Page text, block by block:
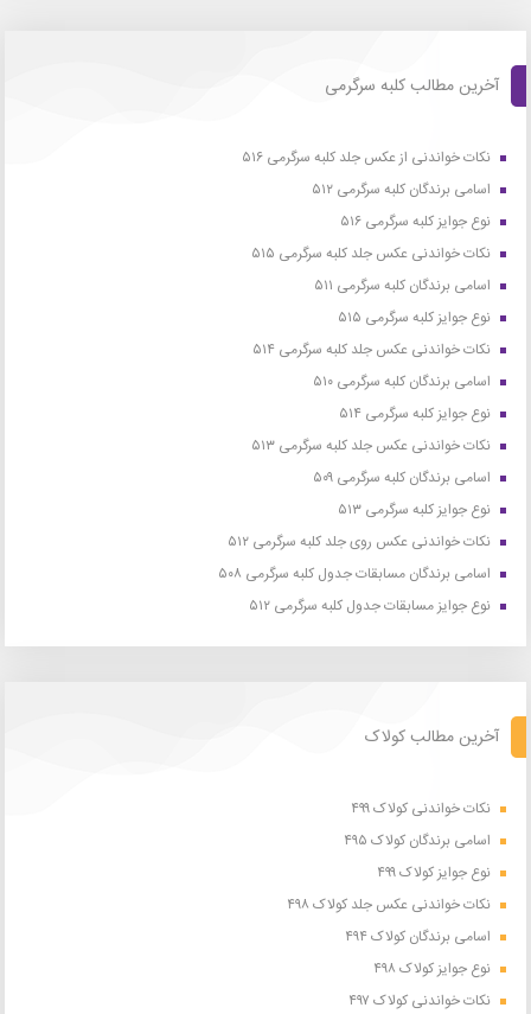
آخرین مطالب کلبه سرگرمی
نکات خواندنی از عکس جلد کلبه سرگرمی ۵۱۶
اسامی برندگان کلبه سرگرمی ۵۱۲
نوع جوایز کلبه سرگرمی ۵۱۶
نکات خواندنی عکس جلد کلبه سرگرمی ۵۱۵
اسامی برندگان کلبه سرگرمی ۵۱۱
نوع جوایز کلبه سرگرمی ۵۱۵
نکات خواندنی عکس جلد کلبه سرگرمی ۵۱۴
اسامی برندگان کلبه سرگرمی ۵۱۰
نوع جوایز کلبه سرگرمی ۵۱۴
نکات خواندنی عکس جلد کلبه سرگرمی ۵۱۳
اسامی برندگان کلبه سرگرمی ۵۰۹
نوع جوایز کلبه سرگرمی ۵۱۳
نکات خواندنی عکس روی جلد کلبه سرگرمی ۵۱۲
اسامی برندگان مسابقات جدول کلبه سرگرمی ۵۰۸
نوع جوایز مسابقات جدول کلبه سرگرمی ۵۱۲
آخرین مطالب کولاک
نکات خواندنی کولاک ۴۹۹
اسامی برندگان کولاک ۴۹۵
نوع جوایز کولاک ۴۹۹
نکات خواندنی عکس جلد کولاک ۴۹۸
اسامی برندگان کولاک ۴۹۴
نوع جوایز کولاک ۴۹۸
نکات خواندنی کولاک ۴۹۷